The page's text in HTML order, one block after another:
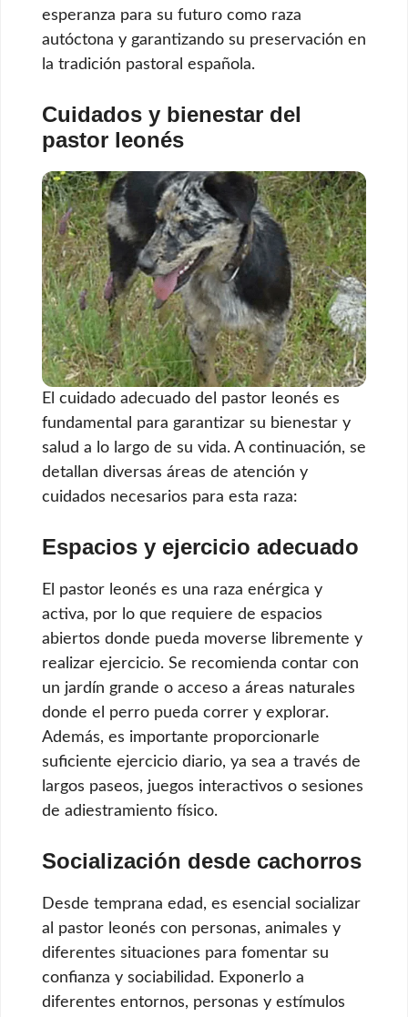
esperanza para su futuro como raza
autóctona y garantizando su preservación en
la tradición pastoral española.
Cuidados y bienestar del
pastor leonés
El cuidado adecuado del pastor leonés es
fundamental para garantizar su bienestar y
salud a lo largo de su vida. A continuación, se
detallan diversas áreas de atención y
cuidados necesarios para esta raza:
Espacios y ejercicio adecuado
El pastor leonés es una raza enérgica y
activa, por lo que requiere de espacios
abiertos donde pueda moverse libremente y
realizar ejercicio. Se recomienda contar con
un jardín grande o acceso a áreas naturales
donde el perro pueda correr y explorar.
Además, es importante proporcionarle
suficiente ejercicio diario, ya sea a través de
largos paseos, juegos interactivos o sesiones
de adiestramiento físico.
Socialización desde cachorros
Desde temprana edad, es esencial socializar
al pastor leonés con personas, animales y
diferentes situaciones para fomentar su
confianza y sociabilidad. Exponerlo a
diferentes entornos, personas y estímulos